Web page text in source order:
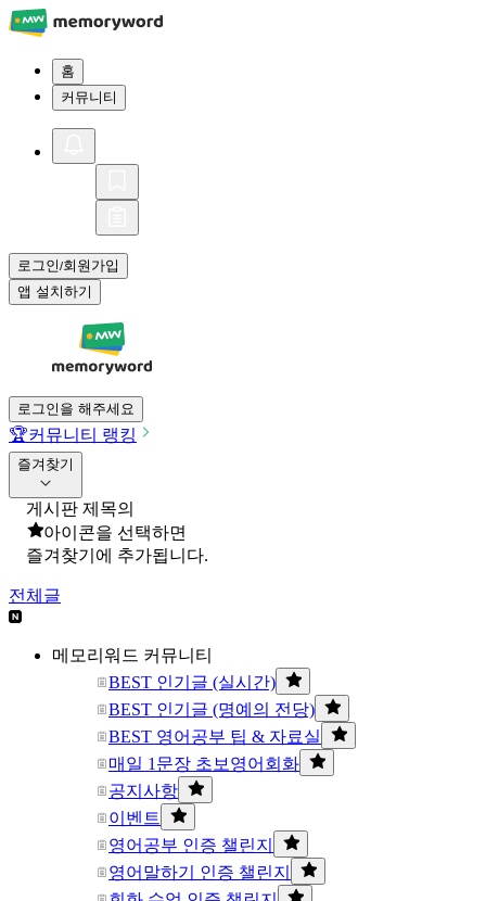
홈
커뮤니티
로그인/회원가입
앱 설치하기
로그인을 해주세요
🏆커뮤니티 랭킹
즐겨찾기
게시판 제목의
아이콘을 선택하면
즐겨찾기에 추가됩니다.
전체글
메모리워드 커뮤니티
BEST 인기글 (실시간)
BEST 인기글 (명예의 전당)
BEST 영어공부 팁 & 자료실
매일 1문장 초보영어회화
공지사항
이벤트
영어공부 인증 챌린지
영어말하기 인증 챌린지